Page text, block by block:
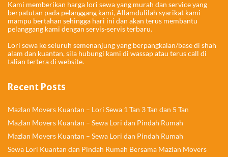
Kami memberikan harga lori sewa yang murah dan service yang
berpatutan pada pelanggang kami, Allamdulilah syarikat kami
mampu bertahan sehingga hari ini dan akan terus membantu
pelanggang kami dengan servis-servis terbaru.
Lori sewa ke seluruh semenanjung yang berpangkalan/base di shah
alam dan kuantan, sila hubungi kami di wassap atau terus call di
talian tertera di website.
Recent Posts
Mazlan Movers Kuantan – Lori Sewa 1 Tan 3 Tan dan 5 Tan
Mazlan Movers Kuantan – Sewa Lori dan Pindah Rumah
Mazlan Movers Kuantan – Sewa Lori dan Pindah Rumah
Sewa Lori Kuantan dan Pindah Rumah Bersama Mazlan Movers